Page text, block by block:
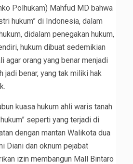
Polhukam) Mahfud MD bahwa
hukum” di Indonesia, dalam
didalam penegakan hukum,
hukum dibuat sedemikian
agar orang yang benar menjadi
jadi benar, yang tak miliki hak
kuasa hukum ahli waris tanah
seperti yang terjadi di
dengan mantan Walikota dua
Diani dan oknum pejabat
izin membangun Mall Bintaro